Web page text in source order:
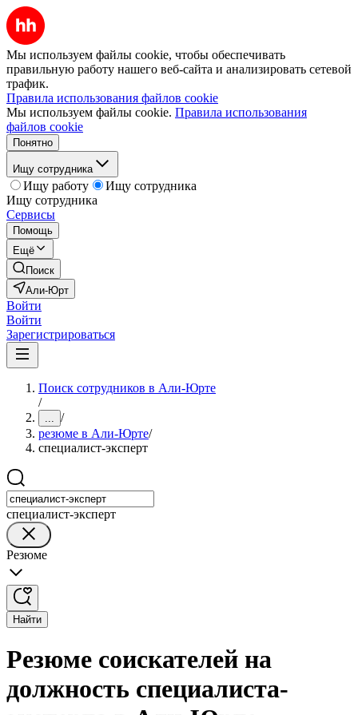
Мы используем файлы cookie, чтобы обеспечивать
правильную работу нашего веб-сайта и анализировать сетевой
трафик.
Правила использования файлов cookie
Мы используем файлы cookie. Правила использования
файлов cookie
Понятно
Ищу сотрудника
Ищу работу
Ищу сотрудника
Ищу сотрудника
Сервисы
Помощь
Ещё
Поиск
Али-Юрт
Войти
Войти
Зарегистрироваться
Поиск сотрудников в Али-Юрте
/
... /
резюме в Али-Юрте/
специалист-эксперт
специалист-эксперт
Резюме
Найти
Резюме соискателей на
должность специалиста-